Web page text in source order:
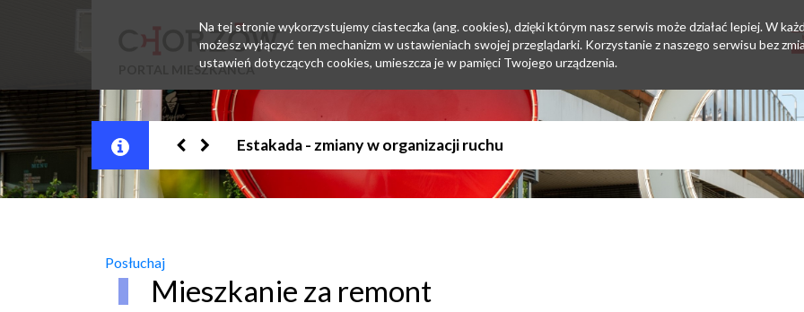
PORTAL MIESZKAŃCA
Jesteśmy w EZD
Posłuchaj
Mieszkanie za remont
Na tej stronie wykorzystujemy ciasteczka (ang. cookies), dzięki którym nasz serwis może działać lepiej. W
możesz wyłączyć ten mechanizm w ustawieniach swojej przeglądarki. Korzystanie z naszego serwisu bez
ustawień dotyczących cookies, umieszcza je w pamięci Twojego urządzenia.